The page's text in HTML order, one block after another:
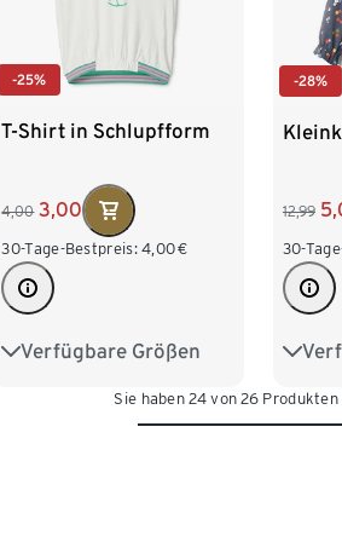
-25%
T-Shirt in Schlupfform
4,00 3,00
30-Tage-Bestpreis: 4,00€
Verfügbare Größen
86/92 98/104
122/128
-28%
12,99
30-
86/
110/
Sie haben 24 von 26 Produkten